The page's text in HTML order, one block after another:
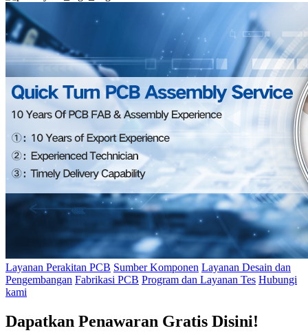
Layanan Perakitan PCB Sumber Komponen Layanan Desain dan
Pengembangan Fabrikasi PCB Program dan Layanan Tes Hubungi
kami
Dapatkan Penawaran Gratis Disini!